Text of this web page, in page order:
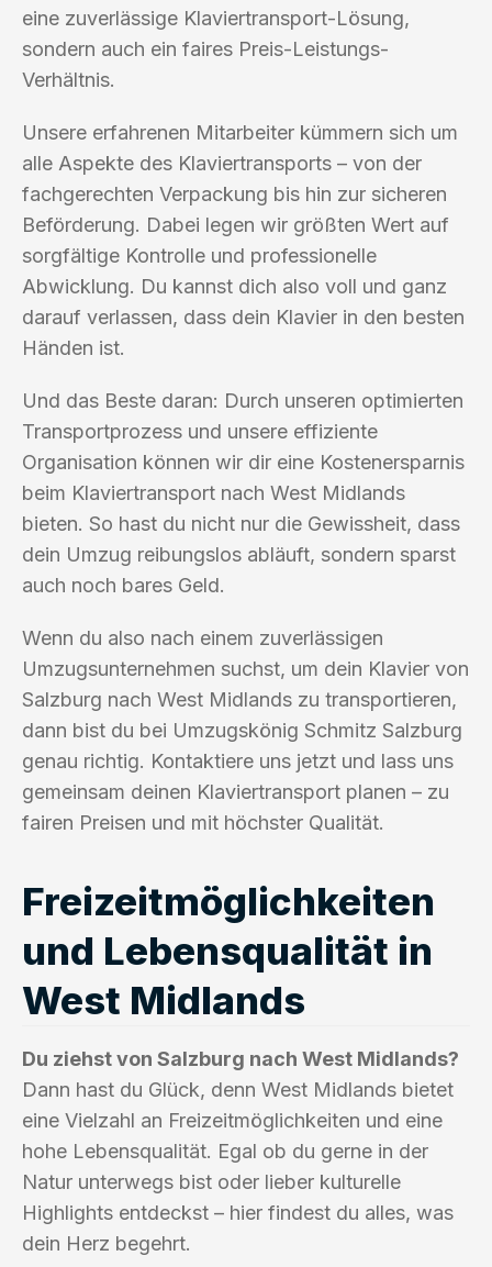
eine zuverlässige Klaviertransport-Lösung,
sondern auch ein faires Preis-Leistungs-
Verhältnis.
Unsere erfahrenen Mitarbeiter kümmern sich um
alle Aspekte des Klaviertransports – von der
fachgerechten Verpackung bis hin zur sicheren
Beförderung. Dabei legen wir größten Wert auf
sorgfältige Kontrolle und professionelle
Abwicklung. Du kannst dich also voll und ganz
darauf verlassen, dass dein Klavier in den besten
Händen ist.
Und das Beste daran: Durch unseren optimierten
Transportprozess und unsere effiziente
Organisation können wir dir eine Kostenersparnis
beim Klaviertransport nach West Midlands
bieten. So hast du nicht nur die Gewissheit, dass
dein Umzug reibungslos abläuft, sondern sparst
auch noch bares Geld.
Wenn du also nach einem zuverlässigen
Umzugsunternehmen suchst, um dein Klavier von
Salzburg nach West Midlands zu transportieren,
dann bist du bei Umzugskönig Schmitz Salzburg
genau richtig. Kontaktiere uns jetzt und lass uns
gemeinsam deinen Klaviertransport planen – zu
fairen Preisen und mit höchster Qualität.
Freizeitmöglichkeiten
und Lebensqualität in
West Midlands
Du ziehst von Salzburg nach West Midlands?
Dann hast du Glück, denn West Midlands bietet
eine Vielzahl an Freizeitmöglichkeiten und eine
hohe Lebensqualität. Egal ob du gerne in der
Natur unterwegs bist oder lieber kulturelle
Highlights entdeckst – hier findest du alles, was
dein Herz begehrt.